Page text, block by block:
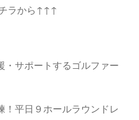
ラから↑↑↑
・サポートするゴルファー
！平日９ホールラウンドレ